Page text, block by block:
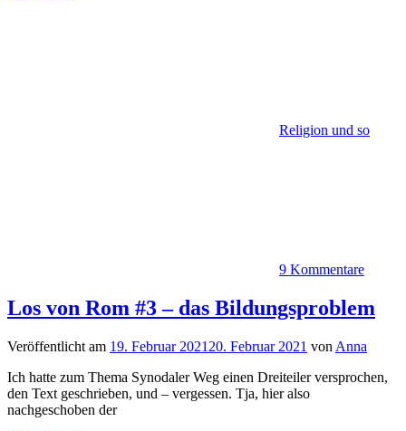
Religion und so
9 Kommentare
Los von Rom #3 – das Bildungsproblem
Veröffentlicht am 19. Februar 2021 20. Februar 2021 von Anna
Ich hatte zum Thema Synodaler Weg einen Dreiteiler versprochen,
den Text geschrieben, und – vergessen. Tja, hier also
nachgeschoben der